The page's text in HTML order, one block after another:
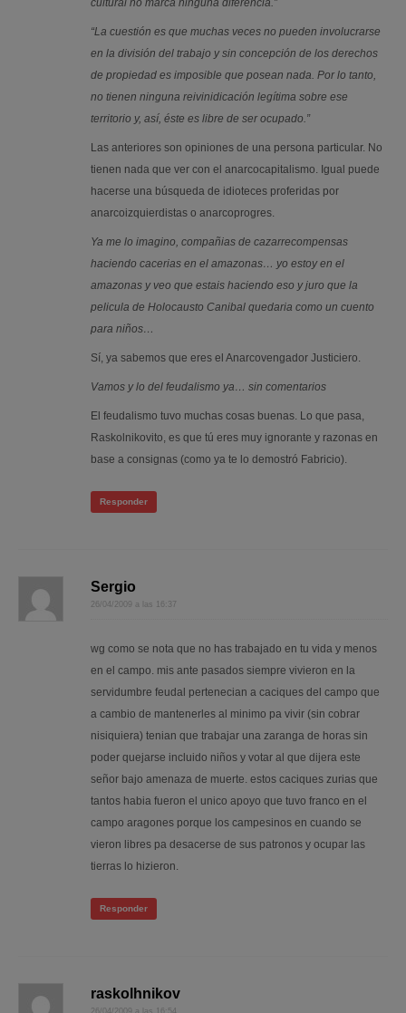
cultural no marca ninguna diferencia.”
“La cuestión es que muchas veces no pueden involucrarse
en la división del trabajo y sin concepción de los derechos
de propiedad es imposible que posean nada. Por lo tanto,
no tienen ninguna reivinidicación legítima sobre ese
territorio y, así, éste es libre de ser ocupado.”
Las anteriores son opiniones de una persona particular. No
tienen nada que ver con el anarcocapitalismo. Igual puede
hacerse una búsqueda de idioteces proferidas por
anarcoizquierdistas o anarcoprogres.
Ya me lo imagino, compañias de cazarrecompensas
haciendo cacerias en el amazonas… yo estoy en el
amazonas y veo que estais haciendo eso y juro que la
pelicula de Holocausto Canibal quedaria como un cuento
para niños…
Sí, ya sabemos que eres el Anarcovengador Justiciero.
Vamos y lo del feudalismo ya… sin comentarios
El feudalismo tuvo muchas cosas buenas. Lo que pasa,
Raskolnikovito, es que tú eres muy ignorante y razonas en
base a consignas (como ya te lo demostró Fabricio).
Responder
Sergio
26/04/2009 a las 16:37
wg como se nota que no has trabajado en tu vida y menos
en el campo. mis ante pasados siempre vivieron en la
servidumbre feudal pertenecian a caciques del campo que
a cambio de mantenerles al minimo pa vivir (sin cobrar
nisiquiera) tenian que trabajar una zaranga de horas sin
poder quejarse incluido niños y votar al que dijera este
señor bajo amenaza de muerte. estos caciques zurias que
tantos habia fueron el unico apoyo que tuvo franco en el
campo aragones porque los campesinos en cuando se
vieron libres pa desacerse de sus patronos y ocupar las
tierras lo hizieron.
Responder
raskolhnikov
26/04/2009 a las 16:54